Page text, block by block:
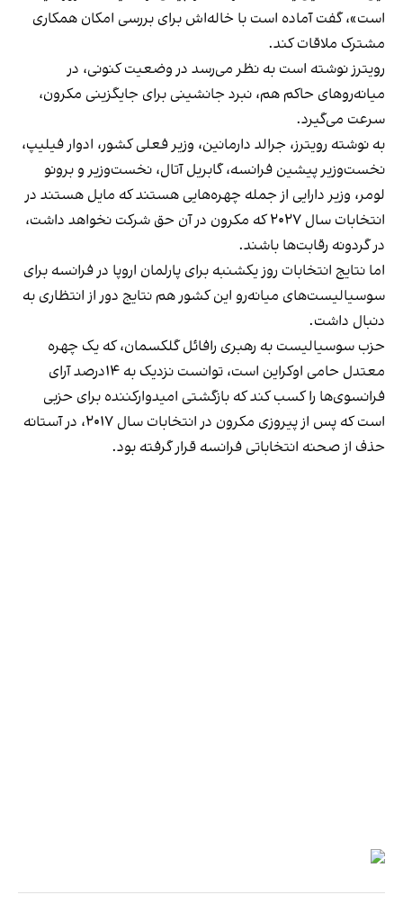
است»، گفت آماده است با خاله‌اش برای بررسی امکان همکاری
مشترک ملاقات کند.
رویترز نوشته است به نظر می‌رسد در وضعیت کنونی، در
میانه‌روهای حاکم هم، نبرد جانشینی برای جایگزینی مکرون،
سرعت می‌گیرد.
به نوشته رویترز، جرالد دارمانین، وزیر فعلی کشور، ادوار فیلیپ،
نخست‌وزیر پیشین فرانسه، گابریل آتال، نخست‌وزیر و برونو
لومر، وزیر دارایی از جمله چهره‌هایی هستند که مایل هستند در
انتخابات سال ۲۰۲۷ که مکرون در آن حق شرکت نخواهد داشت،
در گردونه رقابت‌ها باشند.
اما نتایج انتخابات روز یکشنبه برای پارلمان اروپا در فرانسه برای
سوسیالیست‌های میانه‌رو این کشور هم نتایج دور از انتظاری به
دنبال داشت.
حزب سوسیالیست به رهبری رافائل گلکسمان، که یک چهره
معتدل حامی اوکراین است، توانست نزدیک به ۱۴درصد آرای
فرانسوی‌ها را کسب کند که بازگشتی امیدوارکننده برای حزبی
است که پس از پیروزی مکرون در انتخابات سال ۲۰۱۷، در آستانه
حذف از صحنه انتخاباتی فرانسه قرار گرفته بود.